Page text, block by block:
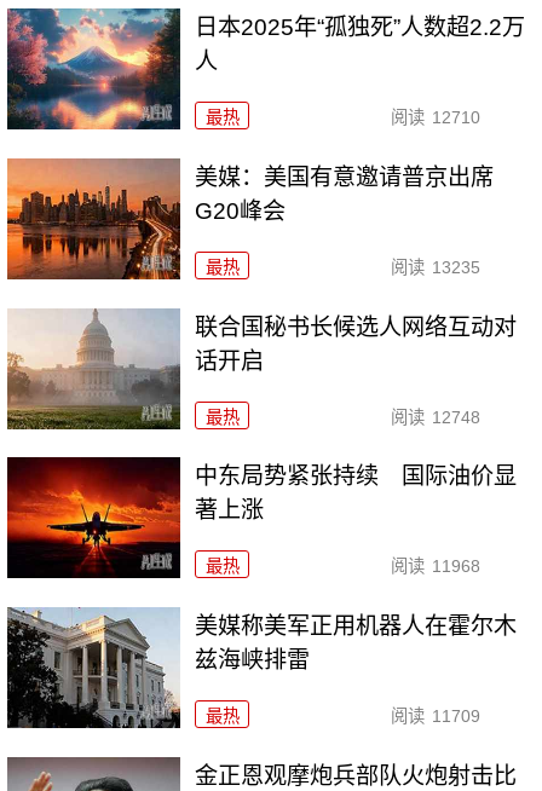
日本2025年“孤独死”人数超2.2万
人
最热 阅读 12710
美媒：美国有意邀请普京出席
G20峰会
最热 阅读 13235
联合国秘书长候选人网络互动对
话开启
最热 阅读 12748
中东局势紧张持续 国际油价显
著上涨
最热 阅读 11968
美媒称美军正用机器人在霍尔木
兹海峡排雷
最热 阅读 11709
金正恩观摩炮兵部队火炮射击比